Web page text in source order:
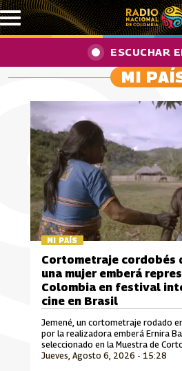
Pasar al contenido principal
ESCUCHAR
MI
MI PAÍS
Jueves, Agosto 6, 2026 - 15:28
Cortometraje cordobés
una mujer emberá
Colombia en festival
cine en Brasil
Jemené, un cortometraje rodado
por la realizadora emberá Ernira
seleccionado en la Muestra de
número 30 del Festival